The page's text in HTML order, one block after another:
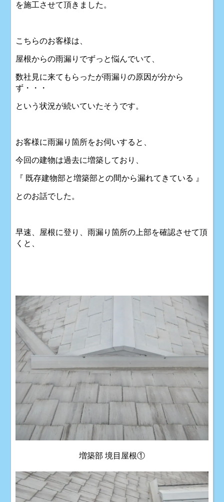
を施工させて頂きました。
こちらのお客様は、
屋根からの雨漏りでずっと悩んでいて、
数社見に来てもらったが雨漏りの原因が分から
ず・・・
という状況が続いていたそうです。
お客様に雨漏り箇所をお伺いすると、
今回の建物は過去に増築しており、
『 既存建物部と増築部との間から漏れてきている 』
とのお話でした。
早速、屋根に登り、雨漏り箇所の上部を確認させて頂
くと、
増築部 境目屋根①